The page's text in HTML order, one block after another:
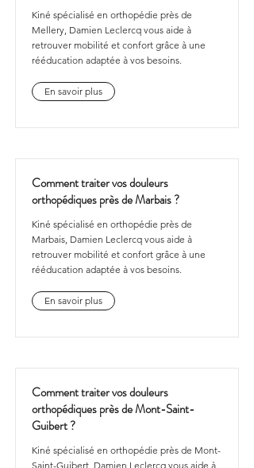
Kiné spécialisé en orthopédie près de
Mellery, Damien Leclercq vous aide à
retrouver mobilité et confort grâce à une
rééducation adaptée à vos besoins.
En savoir plus
Comment traiter vos douleurs
orthopédiques près de Marbais ?
Kiné spécialisé en orthopédie près de
Marbais, Damien Leclercq vous aide à
retrouver mobilité et confort grâce à une
rééducation adaptée à vos besoins.
En savoir plus
Comment traiter vos douleurs
orthopédiques près de Mont-Saint-
Guibert ?
Kiné spécialisé en orthopédie près de Mont-
Saint-Guibert, Damien Leclercq vous aide à